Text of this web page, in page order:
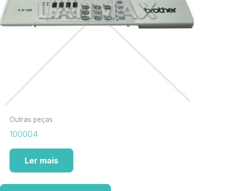
Outras peças
100004
Ler mais